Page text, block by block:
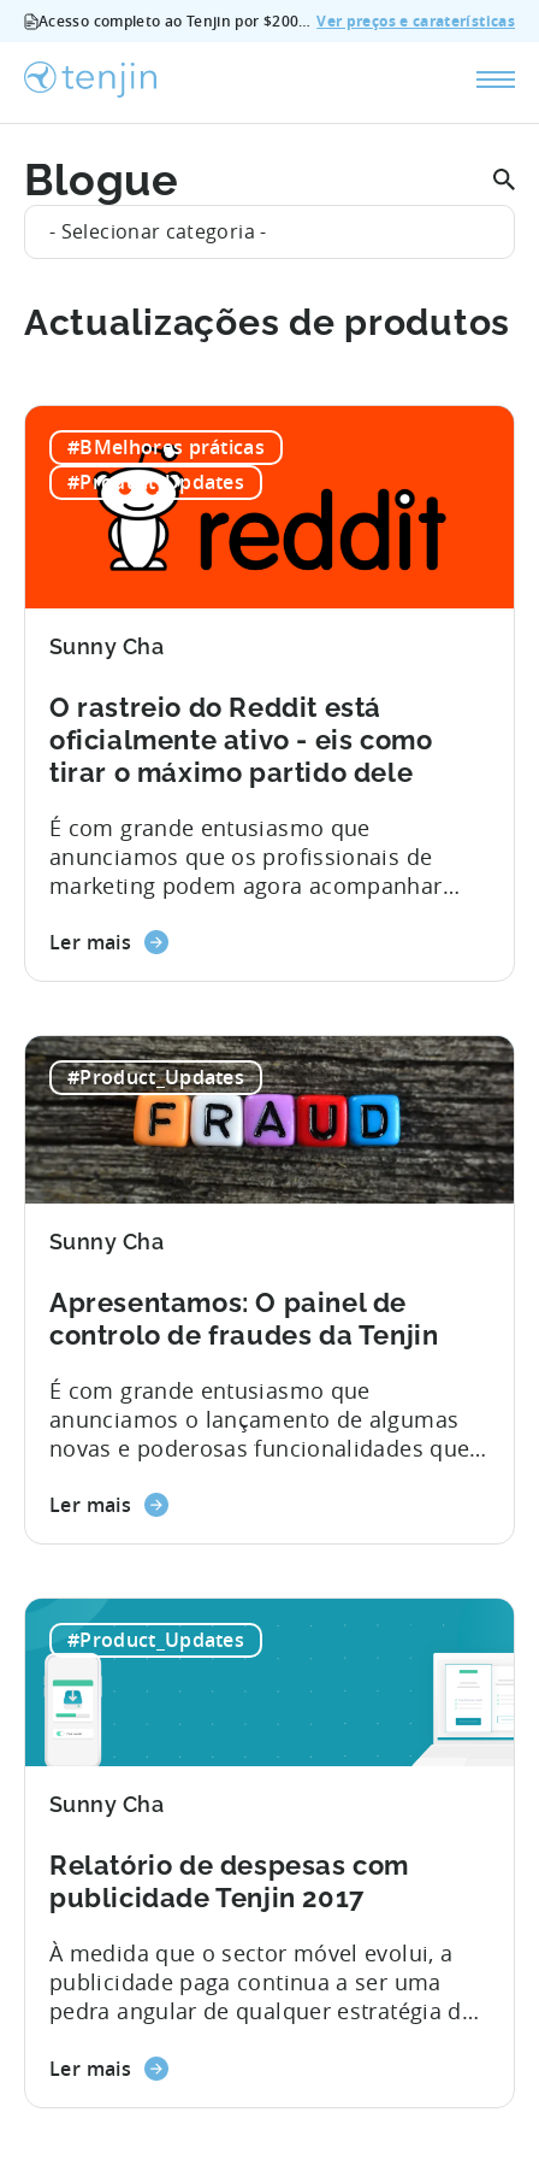
Acesso completo ao Tenjin por $200/mês - todas as funcionalidades, sem suplementos, cancelar em qualquer altura. Ver preços e caraterísticas
Blogue
- Selecionar categoria -
Actualizações de produtos
#BMelhores práticas
#Product_Updates
Sunny Cha
O rastreio do Reddit está
oficialmente ativo - eis como
tirar o máximo partido dele
É com grande entusiasmo que
anunciamos que os profissionais de
marketing podem agora acompanhar
campanhas do Reddit no seu painel de
um local onde milhões de utilizadores se
reúnem todos os dias para partilhar e
discutir as suas paixões. A sua talentosa
equipa de produtos publicitários tem
trabalhado arduamente para criar as
ferramentas necessárias para...
Ler mais
#Product_Updates
Sunny Cha
Apresentamos: O painel de
controlo de fraudes da Tenjin
É com grande entusiasmo que
anunciamos o lançamento de algumas
novas e poderosas funcionalidades que
a fraude nos seus portfólios de
profissional de marketing de crescimento
móvel, com foco no combate à atribuição
e à fraude de compras, de modo a
garantir relatórios consistentemente
precisos sobre receitas e publicidade
paga...
Ler mais
#Product_Updates
Sunny Cha
Relatório de despesas com
publicidade Tenjin 2017
À medida que o sector móvel evolui, a
publicidade paga continua a ser uma
pedra angular de qualquer estratégia de
com boas razões. As redes e os
Ler mais